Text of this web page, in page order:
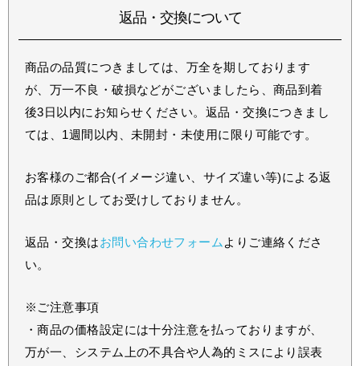
返品・交換について
商品の品質につきましては、万全を期しております
が、万一不良・破損などがございましたら、商品到着
後3日以内にお知らせください。返品・交換につきまし
ては、1週間以内、未開封・未使用に限り可能です。
お客様のご都合(イメージ違い、サイズ違い等)による返
品は原則としてお受けしておりません。
返品・交換はお問い合わせフォーム よりご連絡くださ
い。
※ご注意事項
・商品の価格設定には十分注意を払っておりますが、
万が一、システム上の不具合や人為的ミスにより誤表